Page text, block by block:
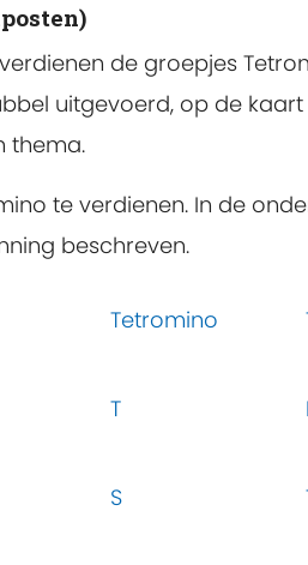
de groepjes
uitgevoerd, op de
thema.
te verdienen. In de
beschreven.
Tetromino
T
S